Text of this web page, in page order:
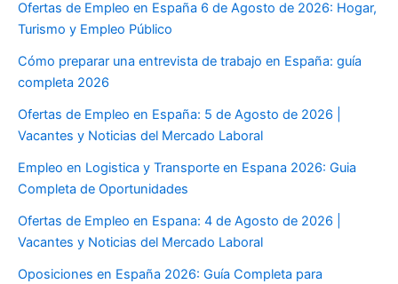
Ofertas de Empleo en España 6 de Agosto de 2026: Hogar,
Turismo y Empleo Público
Cómo preparar una entrevista de trabajo en España: guía
completa 2026
Ofertas de Empleo en España: 5 de Agosto de 2026 |
Vacantes y Noticias del Mercado Laboral
Empleo en Logistica y Transporte en Espana 2026: Guia
Completa de Oportunidades
Ofertas de Empleo en Espana: 4 de Agosto de 2026 |
Vacantes y Noticias del Mercado Laboral
Oposiciones en España 2026: Guía Completa para